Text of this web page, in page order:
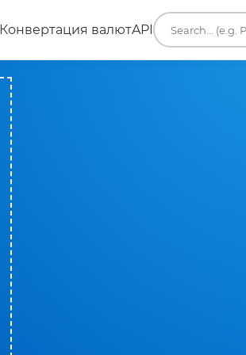
Конвертация валютAPI